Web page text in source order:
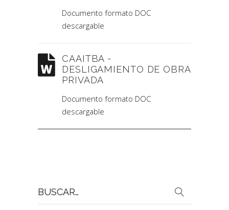
Documento formato DOC
descargable
CAAITBA -
DESLIGAMIENTO DE OBRA
PRIVADA
Documento formato DOC
descargable
por: